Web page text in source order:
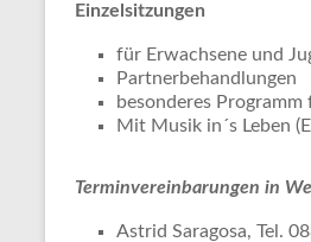
Einzelsitzungen
für Erwachsene und
Partnerbehandlungen
besonderes
Mit Musik in´s Leben
Terminvereinbarungen in
Astrid Saragosa, Tel.